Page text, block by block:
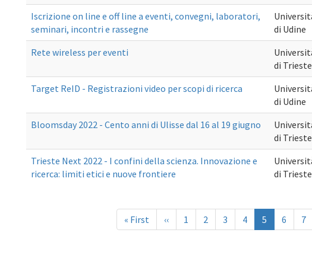
Iscrizione on line e off line a eventi, convegni, laboratori,
seminari, incontri e rassegne
di Udine
Rete wireless per eventi
di Trieste
Target ReID - Registrazioni video per scopi di ricerca
di Udine
Bloomsday 2022 - Cento anni di Ulisse dal 16 al 19 giugno
di Trieste
Trieste Next 2022 - I confini della scienza. Innovazione e
ricerca: limiti etici e nuove frontiere
di Trieste
Prima
pagina
« First
Pagina
precedente
‹‹ Page
1 Page
2 Page
3 Page
4
Pagina
attuale
5 Page
6 7